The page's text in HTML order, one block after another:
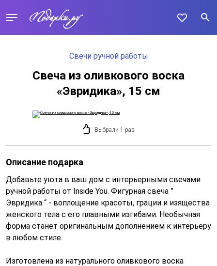
Свечи ручной работы
Свеча из оливкового воска
«Эвридика», 15 см
Выбрали 1 раз
Описание подарка
Добавьте уюта в ваш дом с интерьерными свечами
ручной работы от Inside You. Фигурная свеча ”
Эвридика “ - воплощение красоты, грации и изящества
женского тела с его плавными изгибами. Необычная
форма станет оригинальным дополнением к интерьеру
в любом стиле.
Изготовлена из натурального оливкового воска